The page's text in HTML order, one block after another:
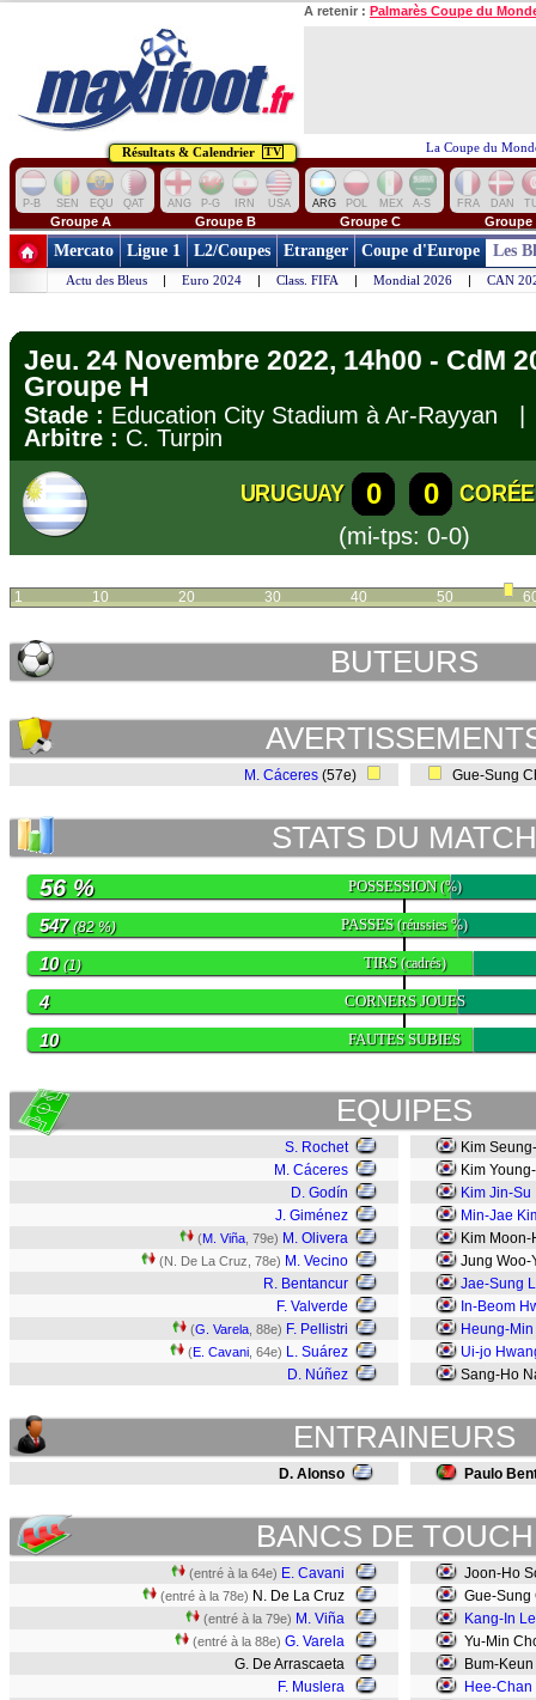
A retenir : Palmarès Coupe du
Résultats & Calendrier TV La Coupe du
P-B SEN EQU QAT ANG P-G IRN USA ARG POL MEX A-S FRA DAN
Groupe A Groupe B Groupe C Groupe
Mercato Ligue 1 L2/Coupes Etranger Coupe d'Europe Les
Actu des Bleus | Euro 2024 | Class. FIFA | Mondial 2026 | CAN
Jeu. 24 Novembre 2022, 14h00 - CdM
Groupe H
Stade : Education City Stadium à Ar-
Arbitre : C. Turpin
URUGUAY 0 0
(mi-tps: 0-0)
1 10 20 30 40 50
BUTEURS
M. Cáceres (57e) Gue-Sung
STATS DU MATCH
POSSESSION(%)
56 %
PASSES(réussies %)
547(82 %)
TIRS(cadrés)
10(1)
CORNERS JOUES
4
FAUTES SUBIES
10
EQUIPES
S. Rochet
M. Cáceres
D. Godín
J. Giménez
(M. Viña , 79e) M. Olivera
(N. De La Cruz, 78e) M. Vecino
R. Bentancur
F. Valverde
(G. Varela , 88e) F. Pellistri
(E. Cavani , 64e) L. Suárez
D. Núñez
Kim
Kim
Kim Jin-Su
Min-Jae
Kim Moon-
Jung Woo-
Jae-Sung
In-Beom
Heung-
Ui-jo
Sang-Ho
ENTRAINEURS
D. Alonso Paulo
BANCS DE
(entré à la 64e) E. Cavani
(entré à la 78e) N. De La Cruz
(entré à la 79e) M. Viña
(entré à la 88e) G. Varela
G. De Arrascaeta
F. Muslera
Joon-Ho
Gue-
Kang-In
Yu-Min
Bum-
Hee-